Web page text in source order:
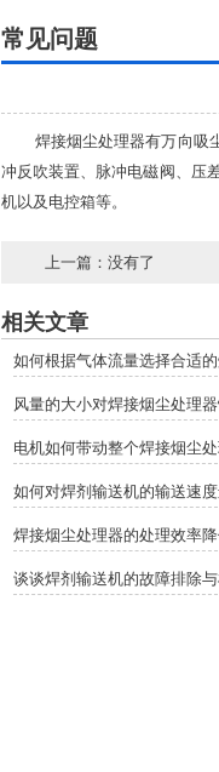
常见问题
焊接烟尘处理器有万向吸尘
冲反吹装置、脉冲电磁阀、压
机以及电控箱等。
上一篇：没有了
相关文章
如何根据气体流量选择合适
风量的大小对焊接烟尘处理
电机如何带动整个焊接烟尘
如何对焊剂输送机的输送速
焊接烟尘处理器的处理效率
谈谈焊剂输送机的故障排除